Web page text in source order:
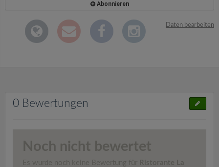
Abonnieren
Daten bearbeiten
0 Bewertungen
Noch nicht bewertet
Es wurde noch keine Bewertung für Ristorante La